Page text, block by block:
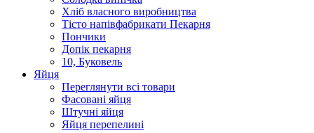
Хлiб власного виробництва
Тiсто напiвфабрикати Пекарня
Пончики
Допік пекарня
10, Буковель
Яйця
Переглянути всі товари
Фасовані яйця
Штучні яйця
Яйця перепелині